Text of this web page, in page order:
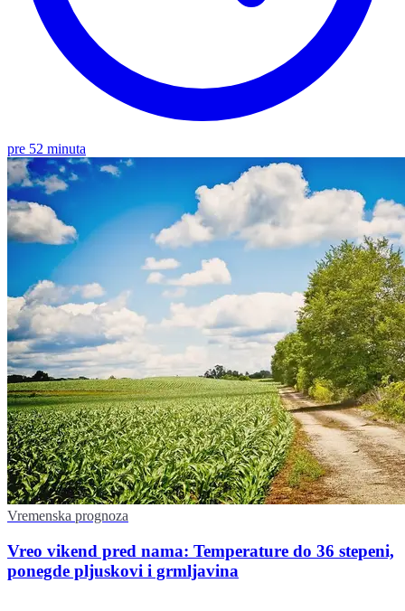
pre 52 minuta
Vremenska prognoza
Vreo vikend pred nama: Temperature do 36 stepeni,
ponegde pljuskovi i grmljavina